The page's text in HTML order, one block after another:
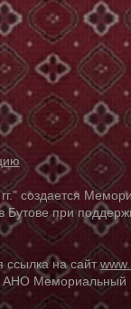
Бутове при
ссылка на сайт
Мемориальный